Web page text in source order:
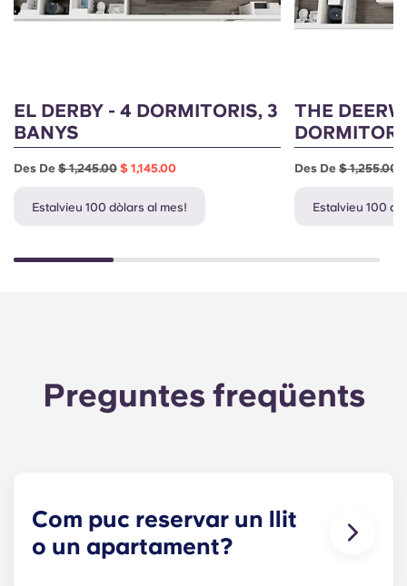
EL DERBY - 4 DORMITORIS, 3
BANYS
Des De $ 1,245.00 $ 1,145.00
Estalvieu 100 dòlars al mes!
THE
Des De$ 1,255.00
Estalvieu 100
Preguntes freqüents
Com puc reservar un llit
o un apartament?